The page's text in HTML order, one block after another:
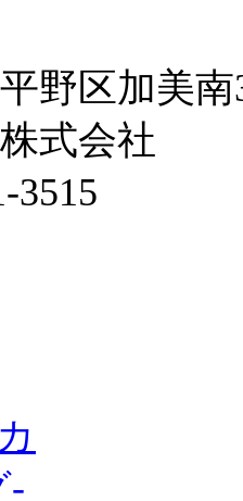
野区加美南
式会社
3515